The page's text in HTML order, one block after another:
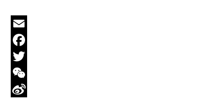
Email
Facebook
Twitter
WeChat